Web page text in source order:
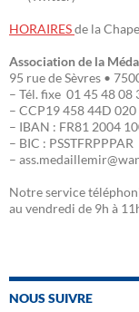
HORAIRESde la
Association de la
95 rue de Sèvres •
– Tél. fixe 01 45 48 08
– CCP19 458 44D
– IBAN : FR81 2004
– BIC : PSSTFRPPPAR
–
Notre service
au vendredi de 9h à
NOUS SUIVRE